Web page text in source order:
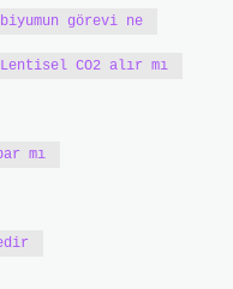
görevi ne
Lentisel CO2 alır mı
mı